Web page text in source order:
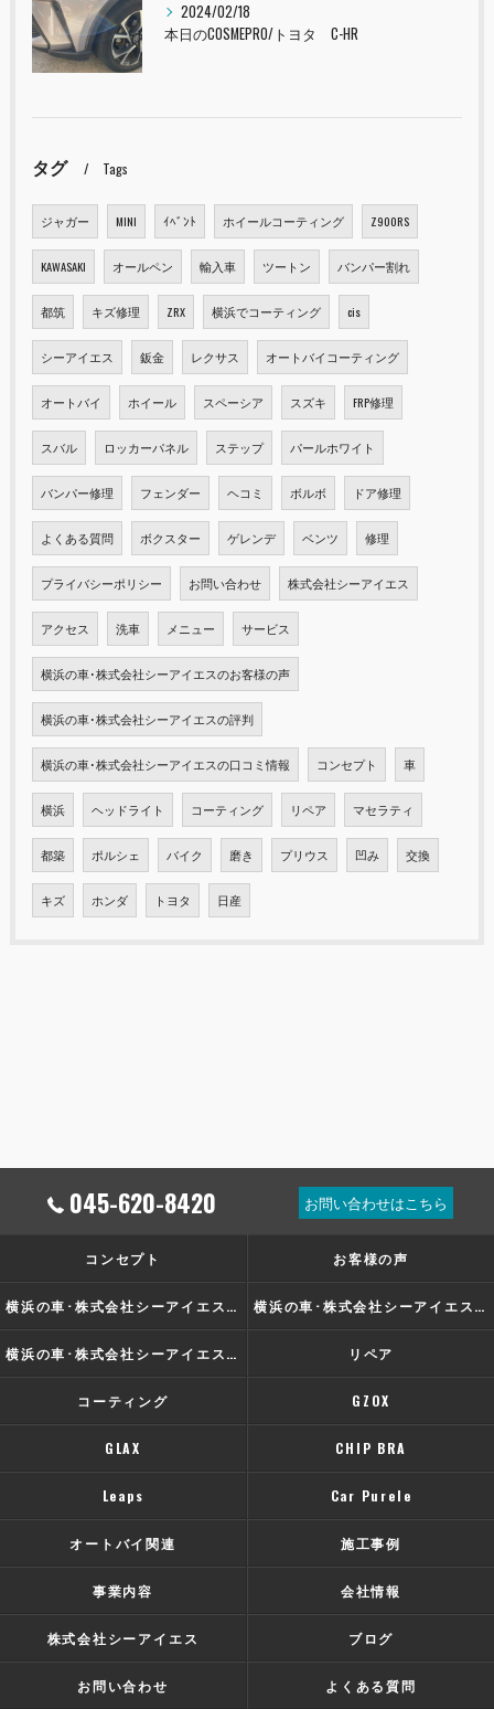
2024/02/18
本日のCOSMEPRO/トヨタ C-HR
タグ Tags
ジャガー MINI ｲﾍﾞﾝﾄ ホイールコーティング Z900RS
KAWASAKI オールペン 輸入車 ツートン バンパー割れ
都筑 キズ修理 ZRX 横浜でコーティング cis
シーアイエス 鈑金 レクサス オートバイコーティング
オートバイ ホイール スペーシア スズキ FRP修理
スバル ロッカーパネル ステップ パールホワイト
バンパー修理 フェンダー ヘコミ ボルボ ドア修理
よくある質問 ボクスター ゲレンデ ベンツ 修理
プライバシーポリシー お問い合わせ 株式会社シーアイエス
アクセス 洗車 メニュー サービス
横浜の車･株式会社シーアイエスのお客様の声
横浜の車･株式会社シーアイエスの評判
横浜の車･株式会社シーアイエスの口コミ情報 コンセプト 車
横浜 ヘッドライト コーティング リペア マセラティ
都築 ポルシェ バイク 磨き プリウス 凹み 交換
キズ ホンダ トヨタ 日産
045-620-8420 お問い合わせはこちら
コンセプト お客様の声
横浜の車･株式会社シーアイエスの口コミ情報 横浜の車･株式会社シーアイエスの評判
横浜の車･株式会社シーアイエスのお客様の声 リペア
コーティング GZOX
GLAX CHIP BRA
Leaps Car Purele
オートバイ関連 施工事例
事業内容 会社情報
株式会社シーアイエス ブログ
お問い合わせ よくある質問